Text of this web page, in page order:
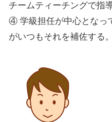
チームティーチングで指
④ 学級担任が中心となっ
がいつもそれを補佐する。